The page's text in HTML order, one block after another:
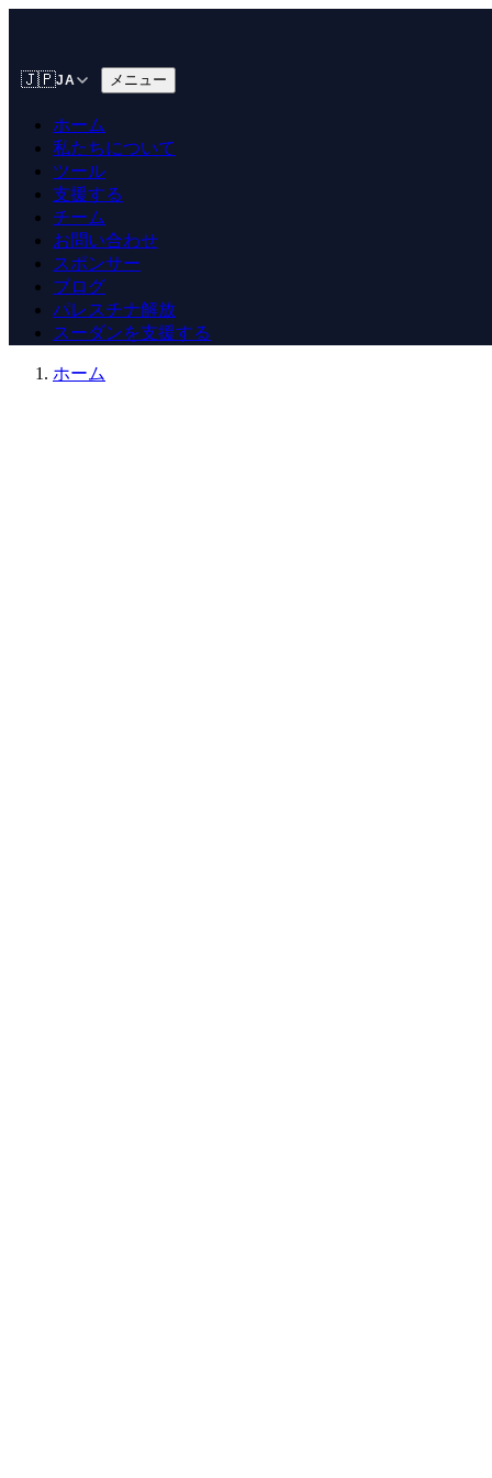
🇯🇵JA メニュー
ホーム
私たちについて
ツール
支援する
チーム
お問い合わせ
スポンサー
ブログ
パレスチナ解放
スーダンを支援する
ホーム